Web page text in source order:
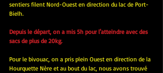
sentiers filent Nord-Ouest en direction du lac de Port-
Bielh.
Depuis le départ, on a mis 5h pour l'atteindre avec des
sacs de plus de 20kg.
Pour le bivouac, on a pris plein Ouest en direction de la
Hourquette Nère et au bout du lac, nous avons trouvé